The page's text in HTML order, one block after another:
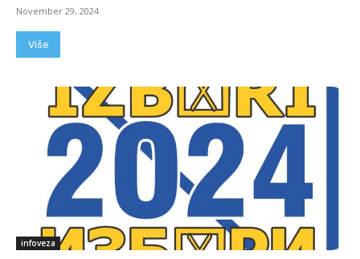
November 29, 2024
Više
infoveza